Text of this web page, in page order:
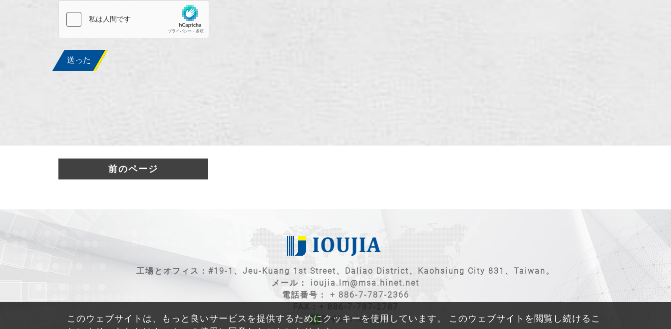
送った
前のページ
このウェブサイトは、もっと良いサービスを提供するためにクッキーを使用しています。 このウェブサイトを閲覧し続けるこ
工場とオフィス：#19-1、Jeu-Kuang 1st Street、Daliao District、Kaohsiung City 831、Taiwan。
メール： ioujia.lm@msa.hinet.net
電話番号： + 886-7-787-2366
ライン：ioujia